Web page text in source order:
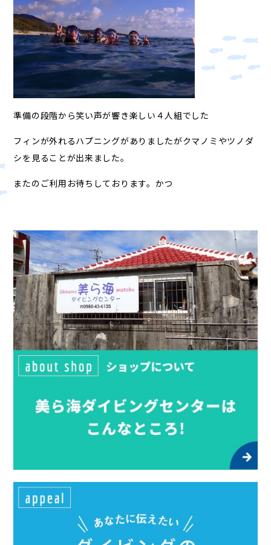
準備の段階から笑い声が響き楽しい４人組でした
フィンが外れるハプニングがありましたがクマノミやツノダ
シを見ることが出来ました。
またのご利用お待ちしております。かつ